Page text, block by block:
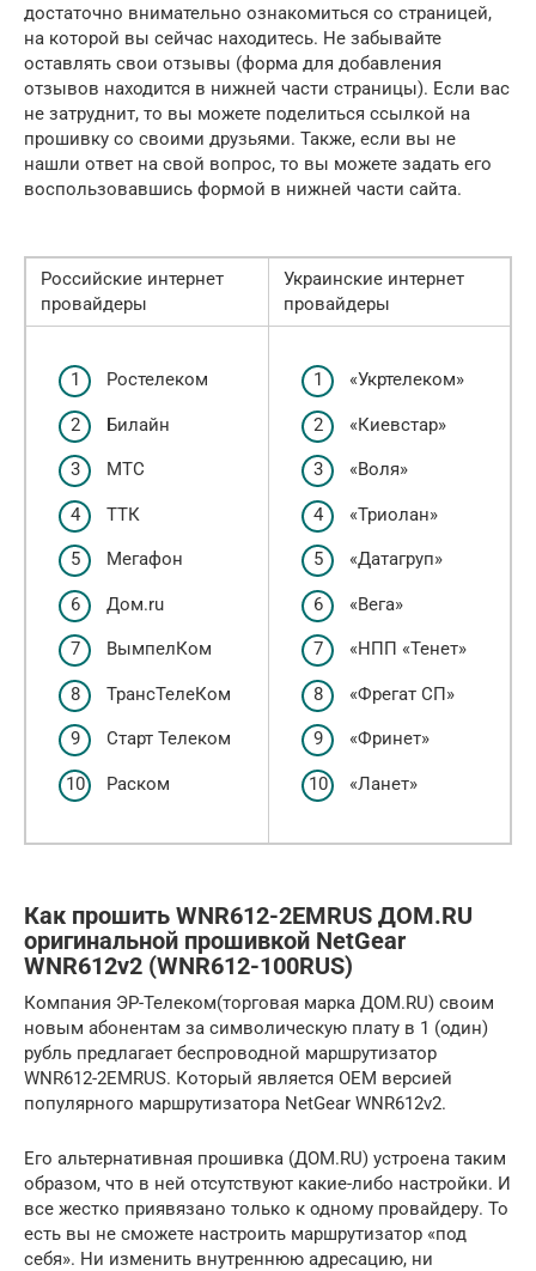
достаточно внимательно ознакомиться со страницей,
на которой вы сейчас находитесь. Не забывайте
оставлять свои отзывы (форма для добавления
отзывов находится в нижней части страницы). Если вас
не затруднит, то вы можете поделиться ссылкой на
прошивку со своими друзьями. Также, если вы не
нашли ответ на свой вопрос, то вы можете задать его
воспользовавшись формой в нижней части сайта.
Российские интернет
провайдеры
Украинские интернет
провайдеры
Ростелеком
Билайн
МТС
ТТК
Мегафон
Дом.ru
ВымпелКом
ТрансТелеКом
Старт Телеком
Раском
«Укртелеком»
«Киевстар»
«Воля»
«Триолан»
«Датагруп»
«Вега»
«НПП «Тенет»
«Фрегат СП»
«Фринет»
«Ланет»
Как прошить WNR612-2EMRUS ДОМ.RU
оригинальной прошивкой NetGear
WNR612v2 (WNR612-100RUS)
Компания ЭР-Телеком(торговая марка ДОМ.RU) своим
новым абонентам за символическую плату в 1 (один)
рубль предлагает беспроводной маршрутизатор
WNR612-2EMRUS. Который является OEM версией
популярного маршрутизатора NetGear WNR612v2.
Его альтернативная прошивка (ДОМ.RU) устроена таким
образом, что в ней отсутствуют какие-либо настройки. И
все жестко приявязано только к одному провайдеру. То
есть вы не сможете настроить маршрутизатор «под
себя». Ни изменить внутреннюю адресацию, ни